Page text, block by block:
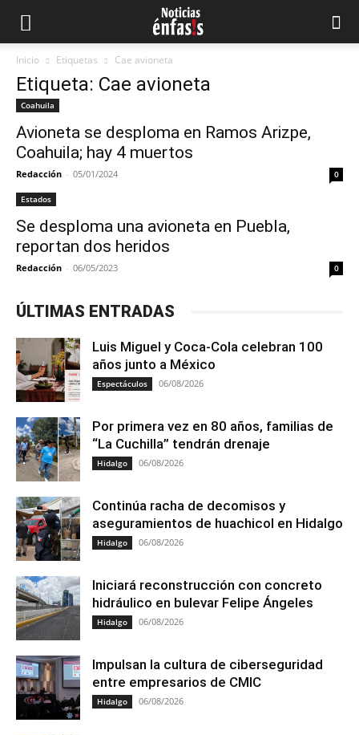
Inicio Etiquetas Cae avioneta
Etiqueta: Cae avioneta
Coahuila
Avioneta se desploma en Ramos Arizpe,
Coahuila; hay 4 muertos
Redacción - 05/01/2024 0
Estados
Se desploma una avioneta en Puebla,
reportan dos heridos
Redacción - 06/05/2023 0
ÚLTIMAS ENTRADAS
Luis Miguel y Coca-Cola celebran 100
años junto a México
Espectáculos 06/08/2026
Por primera vez en 80 años, familias de
“La Cuchilla” tendrán drenaje
Hidalgo 06/08/2026
Continúa racha de decomisos y
aseguramientos de huachicol en Hidalgo
Hidalgo 06/08/2026
Iniciará reconstrucción con concreto
hidráulico en bulevar Felipe Ángeles
Hidalgo 06/08/2026
Impulsan la cultura de ciberseguridad
entre empresarios de CMIC
Hidalgo 06/08/2026